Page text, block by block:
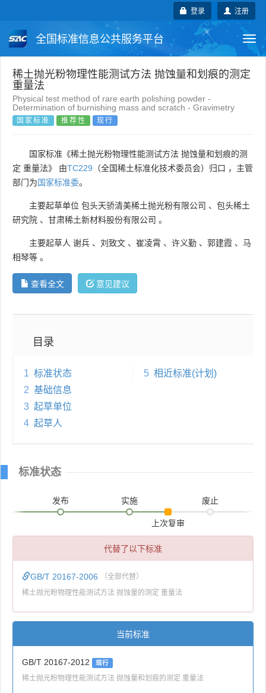
注册
登录
全国标准信息公共服务平台
国家标准 行业标准 地方标准
团体标准 企业标准 国际标准
稀土抛光粉物理性能测试方法 抛蚀量和划痕的测定
重量法
Physical test method of rare earth polishing powder -
Determination of burnishing mass and scratch - Gravimetry
国家标准 推荐性 现行
国家标准《稀土抛光粉物理性能测试方法 抛蚀量和划痕的测
定 重量法》 由TC229 （全国稀土标准化技术委员会）归口 ，主管
部门为国家标准委。
主要起草单位 包头天骄清美稀土抛光粉有限公司 、 包头稀土
研究院 、 甘肃稀土新材料股份有限公司 。
主要起草人 谢兵 、 刘致文 、 崔凌霄 、 许义勤 、 郭建霞 、 马
相琴等 。
查看全文 意见建议
目录
1 标准状态
2 基础信息
3 起草单位
4 起草人
5 相近标准(计划)
标准状态
发布 实施
上次复审
废止
代替了以下标准
GB/T 20167-2006 （全部代替）
稀土抛光粉物理性能测试方法 抛蚀量的测定 重量法
当前标准
GB/T 20167-2012 现行
稀土抛光粉物理性能测试方法 抛蚀量和划痕的测定 重量法